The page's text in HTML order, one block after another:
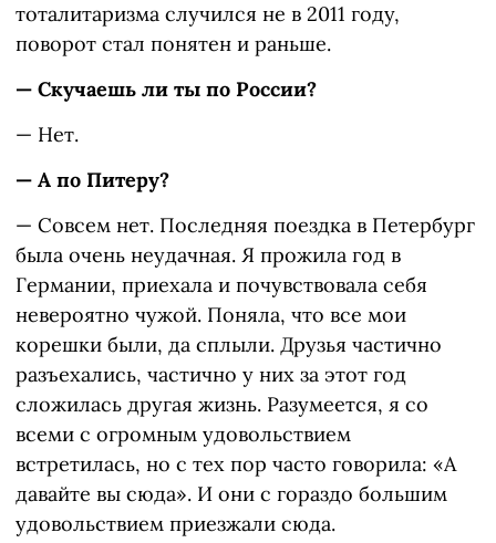
тоталитаризма случился не в 2011 году,
поворот стал понятен и раньше.
— Скучаешь ли ты по России?
— Нет.
— А по Питеру?
— Совсем нет. Последняя поездка в Петербург
была очень неудачная. Я прожила год в
Германии, приехала и почувствовала себя
невероятно чужой. Поняла, что все мои
корешки были, да сплыли. Друзья частично
разъехались, частично у них за этот год
сложилась другая жизнь. Разумеется, я со
всеми с огромным удовольствием
встретилась, но с тех пор часто говорила: «А
давайте вы сюда». И они с гораздо большим
удовольствием приезжали сюда.